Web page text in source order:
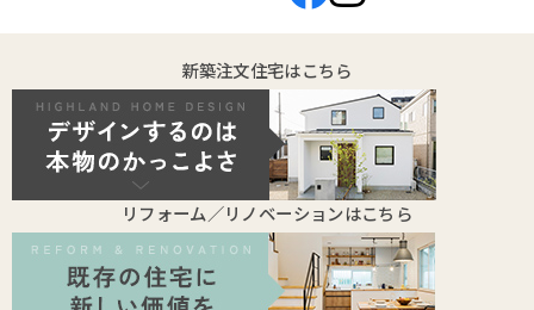
新築注文住宅はこちら
リフォーム／リノベーションはこちら